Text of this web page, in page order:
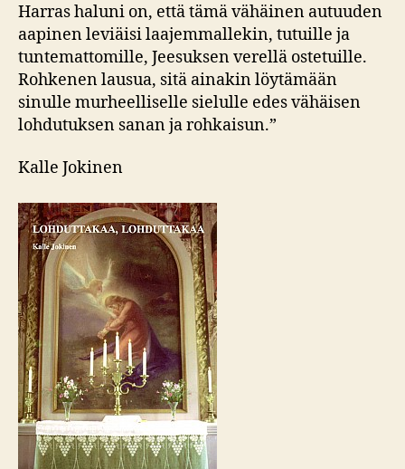
Harras haluni on, että tämä vähäinen autuuden
aapinen leviäisi laajemmallekin, tutuille ja
tuntemattomille, Jeesuksen verellä ostetuille.
Rohkenen lausua, sitä ainakin löytämään
sinulle murheelliselle sielulle edes vähäisen
lohdutuksen sanan ja rohkaisun.”
Kalle Jokinen